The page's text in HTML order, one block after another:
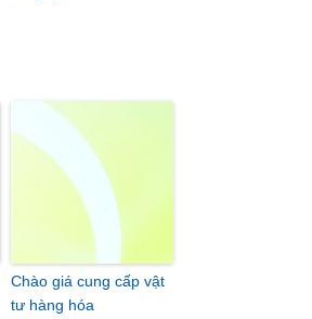
Chào giá cung cấp vật
tư hàng hóa